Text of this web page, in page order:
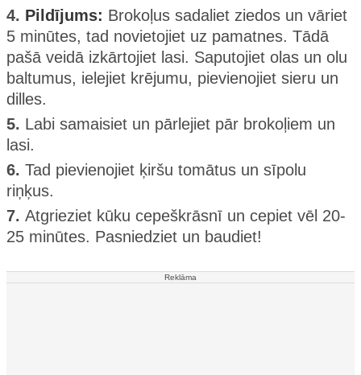
4. Pildījums: Brokoļus sadaliet ziedos un vāriet
5 minūtes, tad novietojiet uz pamatnes. Tādā
pašā veidā izkārtojiet lasi. Saputojiet olas un olu
baltumus, ielejiet krējumu, pievienojiet sieru un
dilles.
5. Labi samaisiet un pārlejiet pār brokoļiem un
lasi.
6. Tad pievienojiet ķiršu tomātus un sīpolu
riņķus.
7. Atgrieziet kūku cepeškrāsnī un cepiet vēl 20-
25 minūtes. Pasniedziet un baudiet!
Reklāma